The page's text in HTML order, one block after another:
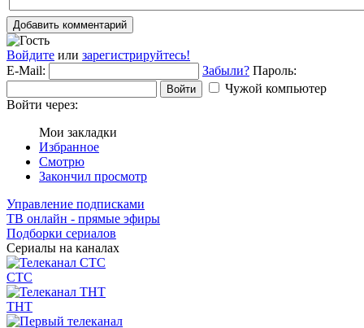
Добавить комментарий
Войдите или зарегистрируйтесь!
E-Mail:
Забыли? Пароль:
Войти
Чужой компьютер
Войти через:
Мои закладки
Избранное
Смотрю
Закончил просмотр
Управление подписками
ТВ онлайн - прямые эфиры
Подборки сериалов
Сериалы на каналах
СТС
ТНТ